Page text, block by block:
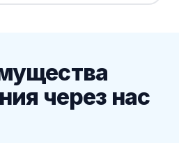
через нас